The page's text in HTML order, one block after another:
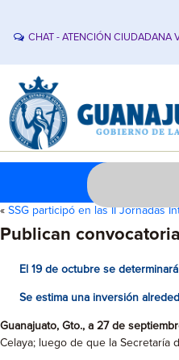
CHAT - ATENCIÓN CIUDADANA
« SSG participó en las II Jornadas
Publican
El 19 de octubre se
Se estima una inversión
Guanajuato, Gto., a 27 de
Celaya; luego de que la Secretaría